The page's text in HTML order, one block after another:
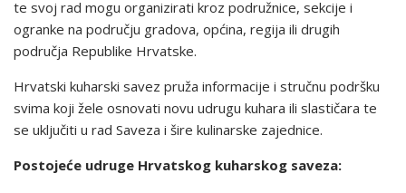
te svoj rad mogu organizirati kroz podružnice, sekcije i
ogranke na području gradova, općina, regija ili drugih
područja Republike Hrvatske.
Hrvatski kuharski savez pruža informacije i stručnu podršku
svima koji žele osnovati novu udrugu kuhara ili slastičara te
se uključiti u rad Saveza i šire kulinarske zajednice.
Postojeće udruge Hrvatskog kuharskog saveza: